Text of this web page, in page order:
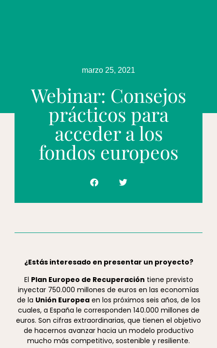
marzo 25, 2021
Webinar: Consejos
prácticos para
acceder a los
fondos europeos
¿Estás interesado en presentar un proyecto?
El Plan Europeo de Recuperación tiene previsto
inyectar 750.000 millones de euros en las economías
de la Unión Europeaen los próximos seis años, de los
cuales, a España le corresponden 140.000 millones de
euros. Son cifras extraordinarias, que tienen el objetivo
de hacernos avanzar hacia un modelo productivo
mucho más competitivo, sostenible y resiliente.